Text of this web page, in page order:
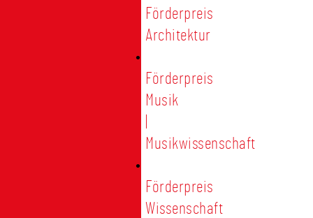
Förderpreis
Architektur
Förderpreis
Musik
Musikwissenschaft
Förderpreis
Wissenschaft